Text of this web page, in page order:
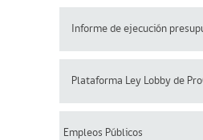
Informe de ejecución
Plataforma Ley Lobby de
Empleos Públicos